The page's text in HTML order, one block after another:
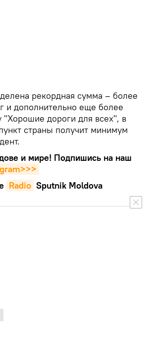
рекордная сумма – более
и дополнительно еще более
дороги для всех", в
страны получит минимум
и мире! Подпишись на наш
Radio Sputnik Moldova